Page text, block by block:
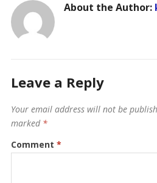
About the Author:
Leave a Reply
Your email address will not be
marked *
Comment *